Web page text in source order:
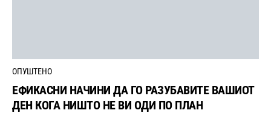
ОПУШТЕНО
ЕФИКАСНИ НАЧИНИ ДА ГО РАЗУБАВИТЕ ВАШИОТ
ДЕН КОГА НИШТО НЕ ВИ ОДИ ПО ПЛАН